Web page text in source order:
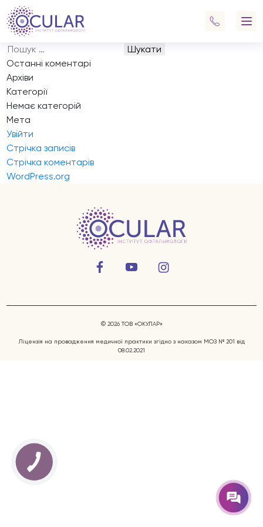
Запис на прийом
Навігація
записів
Previous:
Запис на прийом
Next: Запис на прийом
Пошук:
Останні коментарі
Архіви
Категорії
Немає категорій
Мета
Увійти
Стрічка записів
Стрічка коментарів
WordPress.org
© 2026 ТОВ «ОКУЛАР»
Ліцензія на провадження медичної практики згідно з наказом МОЗ № 201 від
08.02.2021